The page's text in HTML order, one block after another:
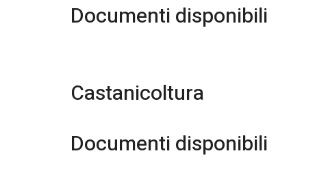
Documenti disponibili
Castanicoltura
Documenti disponibili